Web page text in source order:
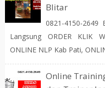
Blitar
0821-4150-2649
Langsung ORDER KLIK
ONLINE NLP Kab Pati,
Online